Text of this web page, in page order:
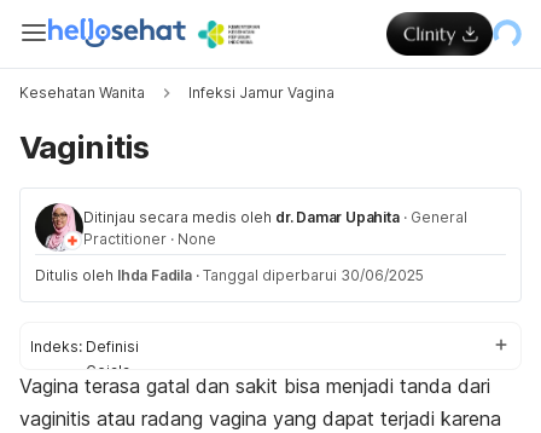
Kesehatan Wanita Infeksi Jamur Vagina
Vaginitis
Ditinjau secara medis oleh dr. Damar Upahita · General
Practitioner · None
Ditulis oleh Ihda Fadila · Tanggal diperbarui 30/06/2025
Indeks: Definisi
Gejala
Penyebab
Faktor risiko
Vagina terasa gatal dan sakit bisa menjadi tanda dari
vaginitis atau radang vagina yang dapat terjadi karena